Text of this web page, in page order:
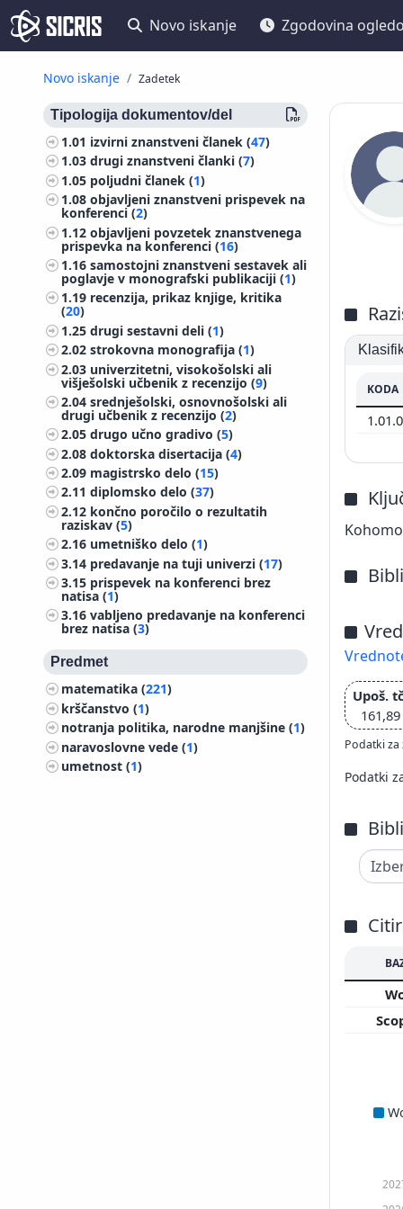
Novo iskanje Zgodovina
Novo iskanje Zadetek
Tipologija dokumentov/del
1.01 izvirni znanstveni članek (47)
1.03drugi znanstveni članki (7)
1.05 poljudni članek (1)
1.08objavljeni znanstveni prispevek na
konferenci (2)
1.12objavljeni povzetek znanstvenega
prispevka na konferenci (16)
1.16samostojni znanstveni sestavek ali
poglavje v monografski publikaciji (1)
1.19 recenzija, prikaz knjige, kritika
(20)
1.25drugi sestavni deli (1)
2.02strokovna monografija (1)
2.03 univerzitetni, visokošolski ali
višješolski učbenik z recenzijo (9)
2.04srednješolski, osnovnošolski ali
drugi učbenik z recenzijo (2)
2.05drugo učno gradivo (5)
2.08doktorska disertacija (4)
2.09 magistrsko delo (15)
2.11diplomsko delo (37)
2.12 končno poročilo o rezultatih
raziskav (5)
2.16 umetniško delo (1)
3.14 predavanje na tuji univerzi (17)
3.15 prispevek na konferenci brez
natisa (1)
3.16vabljeno predavanje na konferenci
brez natisa (3)
Predmet
matematika (221)
krščanstvo (1)
notranja politika, narodne manjšine (1)
naravoslovne vede (1)
umetnost (1)
KODA
Upoš.
161,89
Podatki za
Podatki